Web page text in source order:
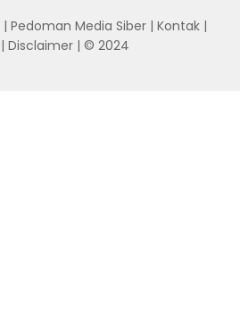
| Pedoman Media Siber | Kontak |
| Disclaimer | © 2024